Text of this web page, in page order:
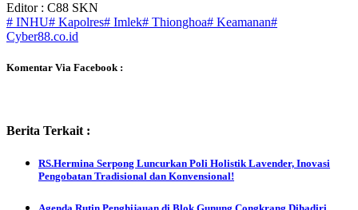
Editor : C88 SKN
# INHU# Kapolres# Imlek# Thionghoa# Keamanan#
Cyber88.co.id
Komentar Via Facebook :
Berita Terkait :
RS.Hermina Serpong Luncurkan Poli Holistik Lavender, Inovasi
Pengobatan Tradisional dan Konvensional!